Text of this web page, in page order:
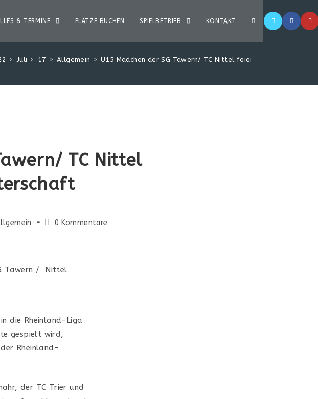
& TERMINE PLÄTZE BUCHEN SPIELBETRIEB KONTAKT
> Juli > 17 > Allgemein > U15 Mädchen der SG Tawern/ TC Nittel feiern 2 x
TC Nittel
0 Kommentare
Tawern / Nittel
die Rheinland-Liga
gespielt wird,
Rheinland-
der TC Trier und